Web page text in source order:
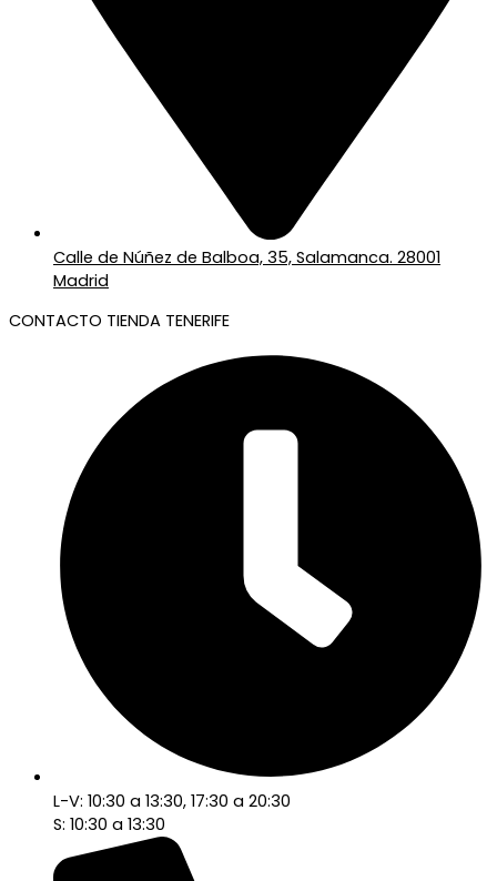
Calle de Núñez de Balboa, 35, Salamanca. 28001
Madrid
CONTACTO TIENDA TENERIFE
L-V: 10:30 a 13:30, 17:30 a 20:30
S: 10:30 a 13:30